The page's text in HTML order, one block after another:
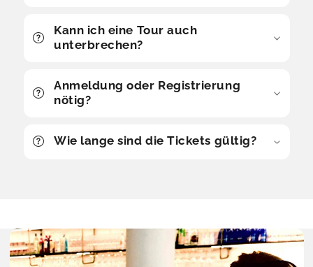
Kann ich eine Tour auch
unterbrechen?
Anmeldung oder Registrierung
nötig?
Wie lange sind die Tickets gültig?